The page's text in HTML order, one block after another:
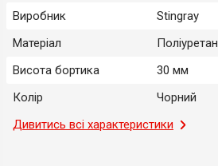
Виробник
Stingray
Матеріал
Поліуретан
Висота бортика
30 мм
Колір
Чорний
Місце застосування
Салон
Дивитись всі характеристики